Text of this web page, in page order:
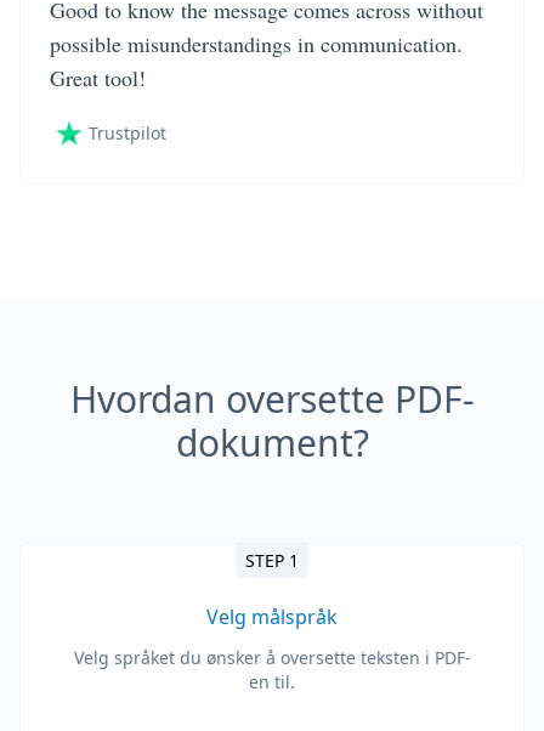
Good to know the message comes across without
possible misunderstandings in communication.
Great tool!
Trustpilot
Hvordan oversette PDF-
dokument?
STEP 1
Velg målspråk
Velg språket du ønsker å oversette teksten i PDF-
en til.